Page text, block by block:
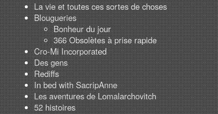
La vie et toutes ces sortes de choses
Blougueries
Bonheur du jour
366 Obsolètes à prise rapide
Cro-Mi Incorporated
Des gens
Rediffs
In bed with SacripAnne
Les aventures de Lomalarchovitch
52 histoires